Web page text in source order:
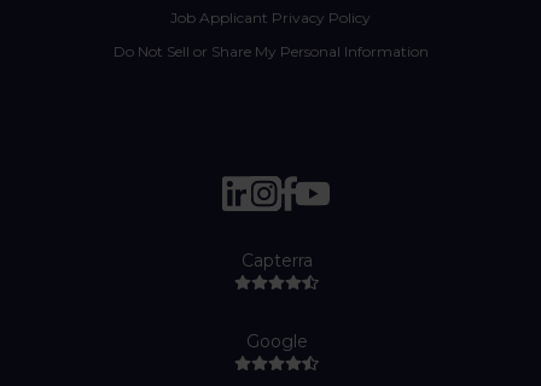
Job Applicant Privacy Policy
Do Not Sell or Share My Personal Information
Capterra
Google